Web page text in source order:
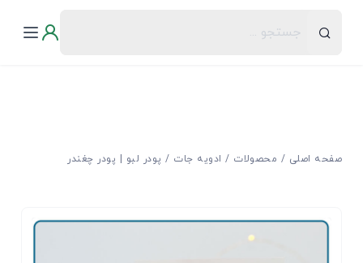
صفحه اصلی محصولات ادویه جات پودر لبو | پودر چغندر